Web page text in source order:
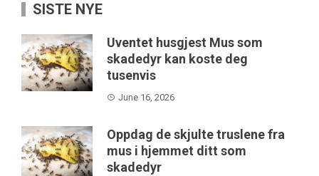
SISTE NYE
Uventet husgjest Mus som
skadedyr kan koste deg
tusenvis
June 16, 2026
Oppdag de skjulte truslene fra
mus i hjemmet ditt som
skadedyr